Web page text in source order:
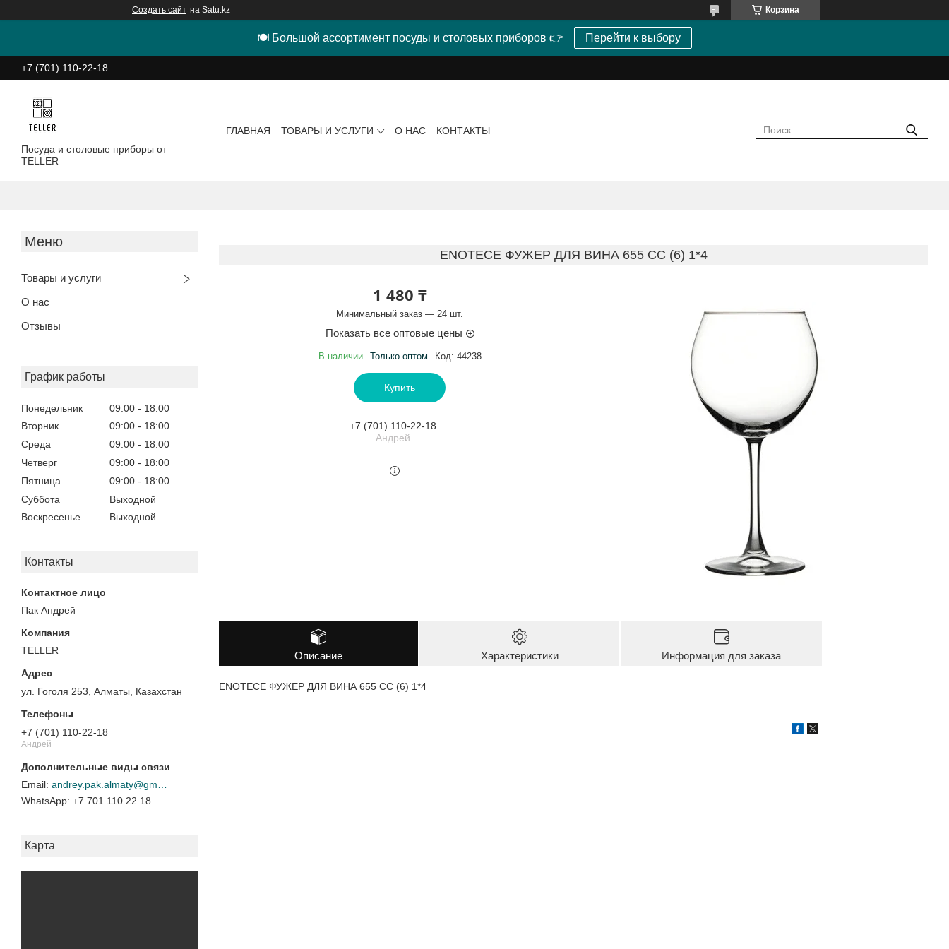
Создать сайт на Satu.kz Корзина
🍽 Большой ассортимент посуды и столовых приборов 👉 Перейти к выбору
+7 (701) 110-22-18
Посуда и столовые приборы от
TELLER
ГЛАВНАЯ ТОВАРЫ И УСЛУГИ О НАС КОНТАКТЫ
Товары и услуги
О нас
Отзывы
График работы
Понедельник 09:00
18:00
Вторник
09:00
18:00
Среда
09:00
18:00
Четверг
09:00
18:00
Пятница
09:00
18:00
Суббота
Выходной
Воскресенье
Выходной
Контакты
Пак Андрей
TELLER
ул. Гоголя 253, Алматы, Казахстан
+7 (701) 110-22-18
Андрей
+7 701 110 22 18
Карта
ENOTECE ФУЖЕР ДЛЯ ВИНА 655 СС (6) 1*4
1 480 ₸
Минимальный заказ — 24 шт.
Показать все оптовые цены
В наличии Только оптом Код: 44238
Купить
+7 (701) 110-22-18
Андрей
Описание Характеристики Информация для заказа
ENOTECE ФУЖЕР ДЛЯ ВИНА 655 СС (6) 1*4